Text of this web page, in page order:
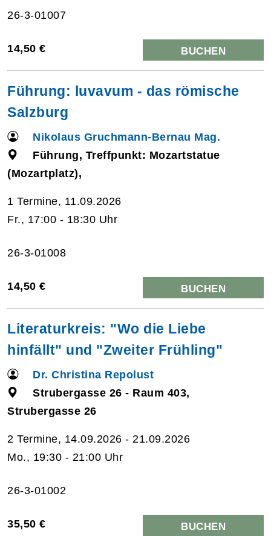
26-3-01007
14,50 € BUCHEN
Führung: luvavum - das römische
Salzburg
Nikolaus Gruchmann-Bernau Mag.
Führung, Treffpunkt: Mozartstatue
(Mozartplatz),
1 Termine, 11.09.2026
Fr., 17:00 - 18:30 Uhr
26-3-01008
14,50 € BUCHEN
Literaturkreis: "Wo die Liebe
hinfällt" und "Zweiter Frühling"
Dr. Christina Repolust
Strubergasse 26 - Raum 403,
Strubergasse 26
2 Termine, 14.09.2026 - 21.09.2026
Mo., 19:30 - 21:00 Uhr
26-3-01002
35,50 € BUCHEN